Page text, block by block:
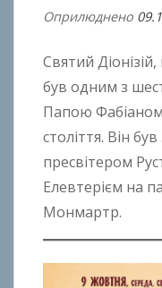
Оприлюднено
Святий
був одним з
Папою Фабіаном
століття. Він
пресвітером
Елевтерієм на
Монмартр.